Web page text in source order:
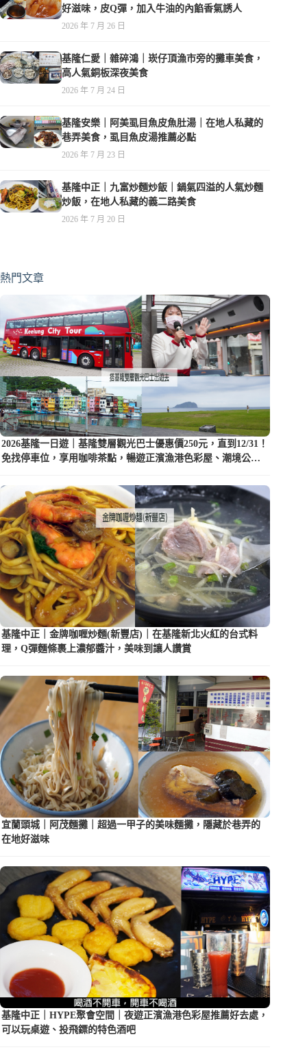
好滋味，皮Q彈，加入牛油的內餡香氣誘人
2026 年 7 月 26 日
基隆仁愛｜雜碎鴻｜崁仔頂漁市旁的攤車美食，
高人氣銅板深夜美食
2026 年 7 月 24 日
基隆安樂｜阿美虱目魚皮魚肚湯｜在地人私藏的
巷弄美食，虱目魚皮湯推薦必點
2026 年 7 月 23 日
基隆中正｜九富炒麵炒飯｜鍋氣四溢的人氣炒麵
炒飯，在地人私藏的義二路美食
2026 年 7 月 20 日
熱門文章
2026基隆一日遊｜基隆雙層觀光巴士優惠價250元，直到12/31！
免找停車位，享用咖啡茶點，暢遊正濱漁港色彩屋、潮境公園
基隆中正｜金牌咖喱炒麵(新豐店)｜在基隆新北火紅的台式料
理，Q彈麵條裹上濃郁醬汁，美味到讓人讚賞
宜蘭頭城｜阿茂麵攤｜超過一甲子的美味麵攤，隱藏於巷弄的
在地好滋味
基隆中正｜HYPE聚會空間｜夜遊正濱漁港色彩屋推薦好去處，
可以玩桌遊、投飛鏢的特色酒吧